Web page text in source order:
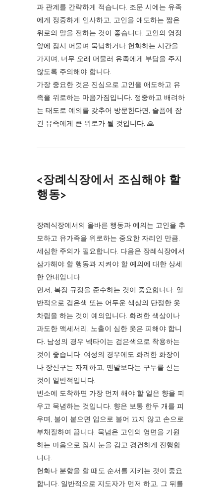
과 관계를 간략하게 적습니다. 조문 시에는 유족
에게 정중하게 인사하고, 고인을 애도하는 짧은
위로의 말을 전하는 것이 좋습니다. 고인의 영정
앞에 잠시 머물며 묵념하거나 헌화하는 시간을
가지며, 너무 오래 머물러 유족에게 부담을 주지
않도록 주의해야 합니다.
가장 중요한 것은 진심으로 고인을 애도하고 유
족을 위로하는 마음가짐입니다. 정중하고 배려하
는 태도로 예의를 갖추어 방문한다면, 슬픔에 잠
긴 유족에게 큰 위로가 될 것입니다. 🙏
<장례식장에서 조심해야 할
행동>
장례식장에서의 올바른 행동과 예의는 고인을 추
모하고 유가족을 위로하는 중요한 자리인 만큼,
세심한 주의가 필요합니다. 다음은 장례식장에서
삼가해야 할 행동과 지켜야 할 예의에 대한 상세
한 안내입니다.
먼저, 복장 규정을 준수하는 것이 중요합니다. 일
반적으로 검은색 또는 어두운 색상의 단정한 옷
차림을 하는 것이 예의입니다. 화려한 색상이나
과도한 액세서리, 노출이 심한 옷은 피해야 합니
다. 남성의 경우 넥타이는 검은색으로 착용하는
것이 좋습니다. 여성의 경우에도 화려한 화장이
나 장신구는 자제하고, 맨발보다는 구두를 신는
것이 일반적입니다.
빈소에 도착하면 가장 먼저 해야 할 일은 향을 피
우고 묵념하는 것입니다. 향은 보통 한두 개를 피
우며, 불이 붙으면 입으로 불어 끄지 않고 손으로
부채질하여 끕니다. 묵념은 고인의 영면을 기원
하는 마음으로 잠시 눈을 감고 경건하게 진행합
니다.
헌화나 분향을 할 때도 순서를 지키는 것이 중요
합니다. 일반적으로 지도자가 먼저 하고, 그 뒤를